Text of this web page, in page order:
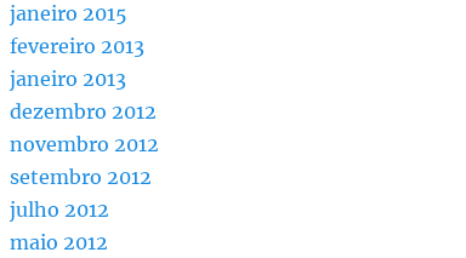
janeiro 2015
fevereiro 2013
janeiro 2013
dezembro 2012
novembro 2012
setembro 2012
julho 2012
maio 2012